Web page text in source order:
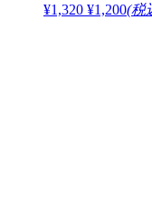
¥1,320 ¥1,200(税